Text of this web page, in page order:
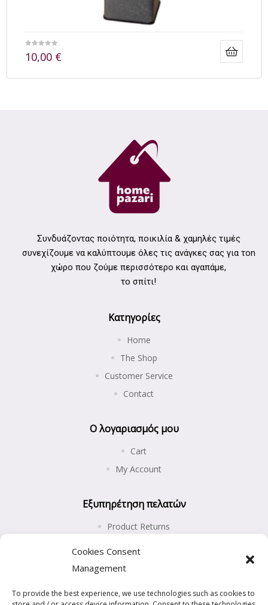
Cookies Consent
Management
To provide the best experience, we use technologies such as cookies to
10,00 €
Συνδυάζοντας ποιότητα, ποικιλία & χαμηλές τιμές
συνεχίζουμε να καλύπτουμε όλες τις ανάγκες σας για τοn
χώρο που ζούμε περισσότερο και αγαπάμε,
το σπίτι!
Κατηγορίες
Home
The Shop
Customer Service
Contact
Ο λογαριασμός μου
Cart
My Account
Εξυπηρέτηση πελατών
Product Returns